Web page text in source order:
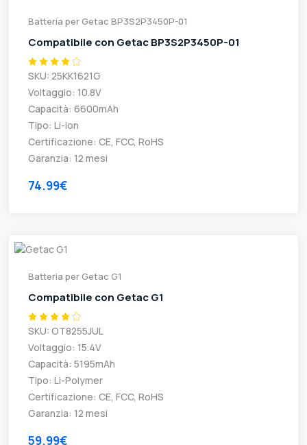
Batteria per Getac BP3S2P3450P-01
Compatibile con Getac BP3S2P3450P-01
SKU: 25KK1621G
Voltaggio: 10.8V
Capacità: 6600mAh
Tipo: Li-ion
Certificazione: CE, FCC, RoHS
Garanzia: 12 mesi
74.99€
Batteria per Getac G1
Compatibile con Getac G1
SKU: OT8255JUL
Voltaggio: 15.4V
Capacità: 5195mAh
Tipo: Li-Polymer
Certificazione: CE, FCC, RoHS
Garanzia: 12 mesi
59.99€